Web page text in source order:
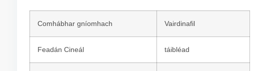
Comhábhar gníomhach Vairdinafil
Feadán Cineál táibléad